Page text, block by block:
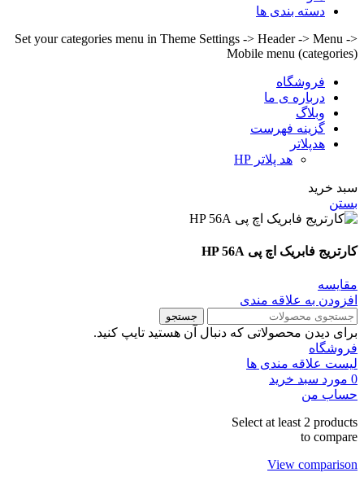
دسته بندی ها
Set your categories menu in Theme Settings -> Header -> Menu ->
Mobile menu (categories)
فروشگاه
درباره ی ما
وبلاگ
گزینه فهرست
هدپلاتر
هد پلاتر HP
سبد خرید
بستن
کارتریج فابریک اچ پی HP 56A
مقايسه
افزودن به علاقه مندی
جستجو
برای دیدن محصولاتی که دنبال آن هستید تایپ کنید.
فروشگاه
لیست علاقه مندی ها
0 مورد سبد خرید
حساب من
Select at least 2 products
to compare
View comparison